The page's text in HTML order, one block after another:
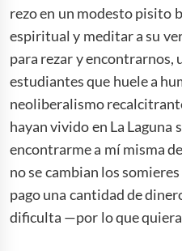
rezo en un modesto pisito
espiritual y meditar a su
para rezar y encontrarnos,
estudiantes que huele a
neoliberalismo
hayan vivido en La
encontrarme a mí misma
no se cambian los
pago una cantidad de
dificulta —por lo que